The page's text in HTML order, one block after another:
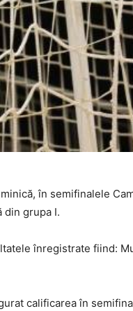
în semifinalele
din grupa I.
înregistrate fiind:
calificarea în